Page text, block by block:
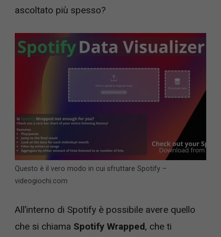
ascoltato più spesso?
Questo è il vero modo in cui sfruttare Spotify –
videogiochi.com
All’interno di Spotify è possibile avere quello
che si chiama Spotify Wrapped, che ti